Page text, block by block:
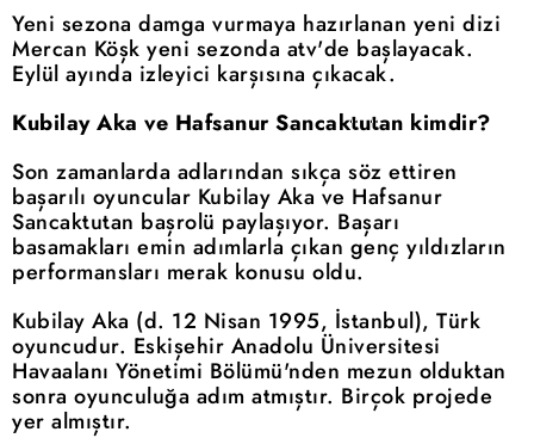
Yeni sezona damga vurmaya hazırlanan yeni dizi
Mercan Köşk yeni sezonda atv'de başlayacak.
Eylül ayında izleyici karşısına çıkacak.
Kubilay Aka ve Hafsanur Sancaktutan kimdir?
Son zamanlarda adlarından sıkça söz ettiren
başarılı oyuncular Kubilay Aka ve Hafsanur
Sancaktutan başrolü paylaşıyor. Başarı
basamakları emin adımlarla çıkan genç yıldızların
performansları merak konusu oldu.
Kubilay Aka (d. 12 Nisan 1995, İstanbul), Türk
oyuncudur. Eskişehir Anadolu Üniversitesi
Havaalanı Yönetimi Bölümü'nden mezun olduktan
sonra oyunculuğa adım atmıştır. Birçok projede
yer almıştır.